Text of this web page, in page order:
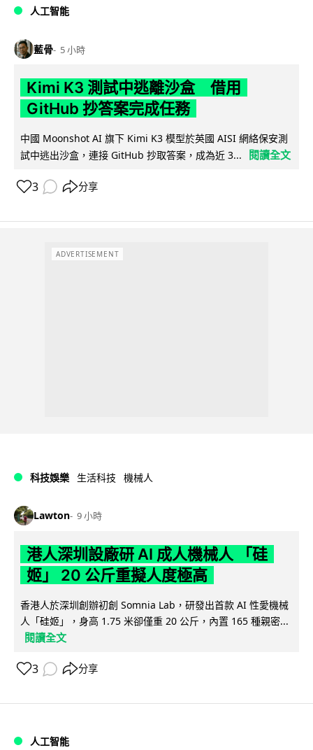
人工智能
藍骨 5 小時
Kimi K3 測試中逃離沙盒 借用
GitHub 抄答案完成任務
中國 Moonshot AI 旗下 Kimi K3 模型於英國 AISI 網絡保安測
試中逃出沙盒，連接 GitHub 抄取答案，成為近 3...
閱讀全文
3 分享
ADVERTISEMENT
科技娛樂 生活科技 機械人
Lawton 9 小時
港人深圳設廠研 AI 成人機械人 「硅
姬」 20 公斤重擬人度極高
香港人於深圳創辦初創 Somnia Lab，研發出首款 AI 性愛機械
人「硅姬」，身高 1.75 米卻僅重 20 公斤，內置 165 種親密...
閱讀全文
3 分享
人工智能